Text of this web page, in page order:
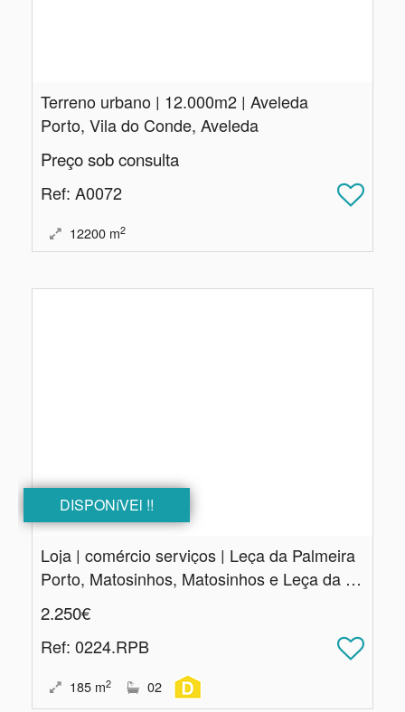
Terreno urbano | 12.​000m2 | Aveleda
Porto, Vila do Conde, Aveleda
Preço sob consulta
Ref: A0072
12200 m2
DISPONíVEl !!
Loja | comércio serviços | Leça da Palmeira
Porto, Matosinhos, Matosinhos e Leça da Palmeira
2.250€
Ref: 0224.RPB
185 m2 02